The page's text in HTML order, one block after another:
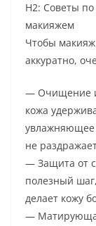
H2: Советы
макияжем
Чтобы
аккуратно,
— Очищение и
кожа
увлажняющее
не
— Защита от
полезный
делает кожу
—